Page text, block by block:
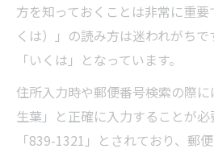
方を知っておくことは非常に重
くは）」の読み方は迷われがち
「いくは」となっています。
住所入力時や郵便番号検索の際
生葉」と正確に入力することが
「839-1321」とされており、郵